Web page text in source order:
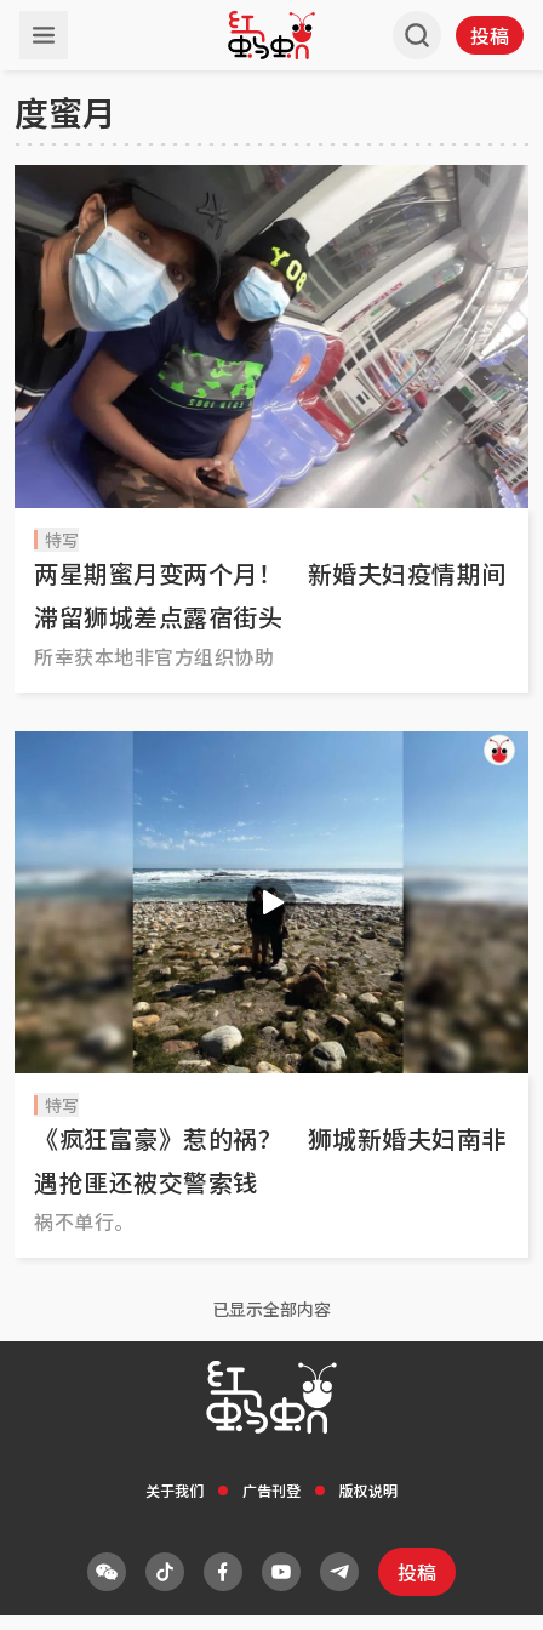
投稿
度蜜月
特写
两星期蜜月变两个月！ 新婚夫妇疫情期间
滞留狮城差点露宿街头
所幸获本地非官方组织协助
特写
《疯狂富豪》惹的祸？ 狮城新婚夫妇南非
遇抢匪还被交警索钱
祸不单行。
已显示全部内容
关于我们 广告刊登 版权说明
投稿